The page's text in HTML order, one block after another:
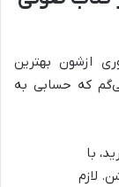
ازشون بهترین
که حسابی به
با
لازم